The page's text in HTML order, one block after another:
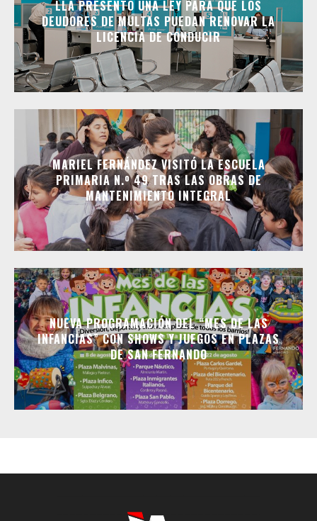
LLA PRESENTÓ UNA LEY PARA QUE LOS
DEUDORES DE MULTAS PUEDAN RENOVAR LA
LICENCIA DE CONDUCIR
MARIEL FERNÁNDEZ VISITÓ LA ESCUELA
PRIMARIA N.º 49 TRAS LAS OBRAS DE
MANTENIMIENTO INTEGRAL
NUEVA PROGRAMACIÓN DEL “MES DE LAS
INFANCIAS” CON SHOWS Y JUEGOS EN PLAZAS
DE SAN FERNANDO